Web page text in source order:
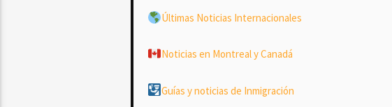
Últimas Noticias Internacionales
Noticias en Montreal y Canadá
Guías y noticias de Inmigración